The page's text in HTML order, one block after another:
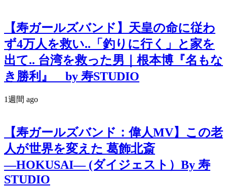
【寿ガールズバンド】天皇の命に従わ
ず4万人を救い..「釣りに行く」と家を
出て.. 台湾を救った男｜根本博『名もな
き勝利』 by 寿STUDIO
1週間 ago
【寿ガールズバンド：偉人MV】この老
人が世界を変えた 葛飾北斎
―HOKUSAI― (ダイジェスト）By 寿
STUDIO